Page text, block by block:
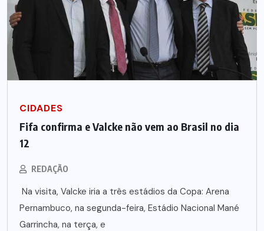
CIDADES
Fifa confirma e Valcke não vem ao Brasil no dia
12
REDAÇÃO
Na visita, Valcke iria a três estádios da Copa: Arena
Pernambuco, na segunda-feira, Estádio Nacional Mané
Garrincha, na terça, e